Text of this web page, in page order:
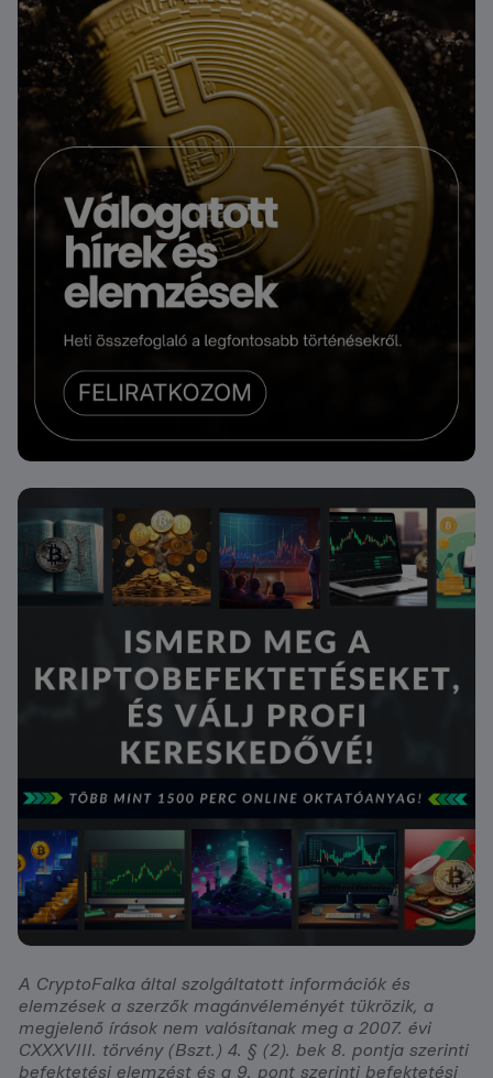
A CryptoFalka által szolgáltatott információk és
elemzések a szerzők magánvéleményét tükrözik, a
megjelenő írások nem valósítanak meg a 2007. évi
CXXXVIII. törvény (Bszt.) 4. § (2). bek 8. pontja szerinti
befektetési elemzést és a 9. pont szerinti befektetési